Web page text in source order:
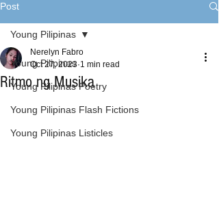
Post
Young Pilipinas
Young Pilipinas Poetry
Young Pilipinas Flash Fictions
Young Pilipinas Listicles
Young Pilipinas
Ritmo ng Musika
Nerelyn Fabro
Oct 27, 2023 1 min read